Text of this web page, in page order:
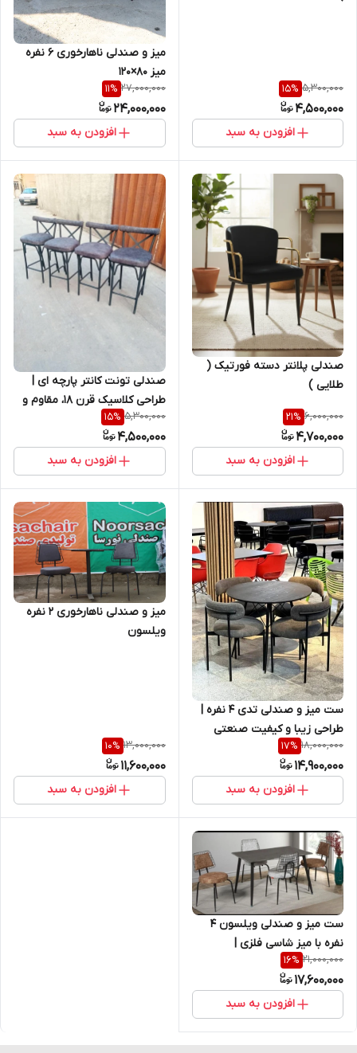
5,300,000
15%
4,500,000
افزودن به سبد
میز و صندلی ناهارخوری ۶ نفره
میز ۸۰×۱۲۰
27,000,000
11%
24,000,000
افزودن به سبد
صندلی پلانتر دسته فورتیک (
طلایی )
6,000,000
21%
4,700,000
افزودن به سبد
صندلی تونت کانتر پارچه ای |
طراحی کلاسیک قرن ۱۸، مقاوم و
راحت برای کانتر و کافه
5,300,000
15%
4,500,000
افزودن به سبد
ست میز و صندلی تدی ۴ نفره |
طراحی زیبا و کیفیت صنعتی
18,000,000
17%
14,900,000
افزودن به سبد
میز و صندلی ناهارخوری 2 نفره
ویلسون
13,000,000
10%
11,600,000
افزودن به سبد
ست میز و صندلی ویلسون ۴
نفره با میز شاسی فلزی |
اقتصادی، ترند و مقاوم
21,000,000
16%
17,600,000
افزودن به سبد